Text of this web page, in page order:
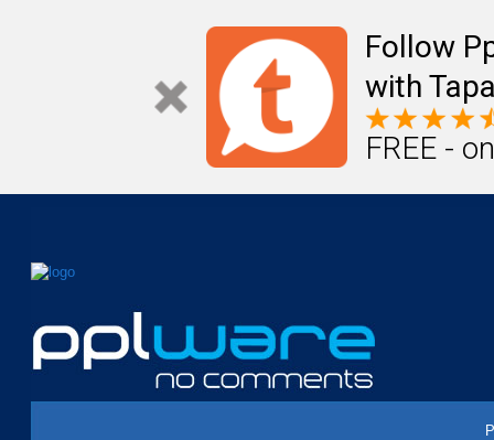
Follow
with
FREE -